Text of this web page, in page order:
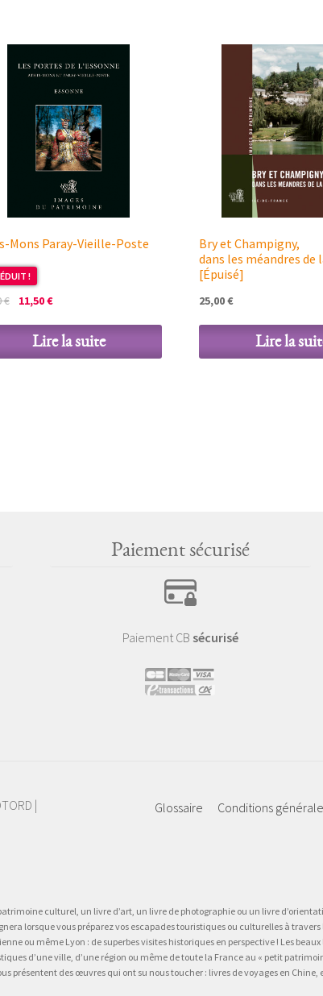
Mons Paray-Vieille-Poste
!
€
Le
initial
11,50€Le
actuel
Lire la suite
Bry et Champigny,
dans les méandres de
[Épuisé]
25,00€
Lire la
Paiement sécurisé
Paiement CB sécurisé
Glossaire Conditions
|
culturel, un livre d’art, un livre de photographie ou un livre
lorsque vous préparez vos escapades touristiques ou culturelles à
ou même Lyon : de superbes visites historiques en perspective ! Les
d’une ville, d’une région ou même de toute la France au « petit
présentent des œuvres qui ont su nous toucher : livres de voyages en